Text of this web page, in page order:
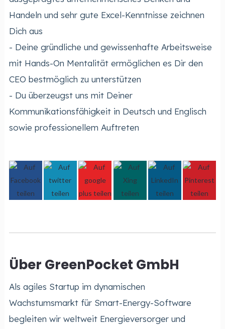
Handeln und sehr gute Excel-Kenntnisse zeichnen
Dich aus
- Deine gründliche und gewissenhafte Arbeitsweise
mit Hands-On Mentalität ermöglichen es Dir den
CEO bestmöglich zu unterstützen
- Du überzeugst uns mit Deiner
Kommunikationsfähigkeit in Deutsch und Englisch
sowie professionellem Auftreten
Über GreenPocket GmbH
Als agiles Startup im dynamischen
Wachstumsmarkt für Smart-Energy-Software
begleiten wir weltweit Energieversorger und